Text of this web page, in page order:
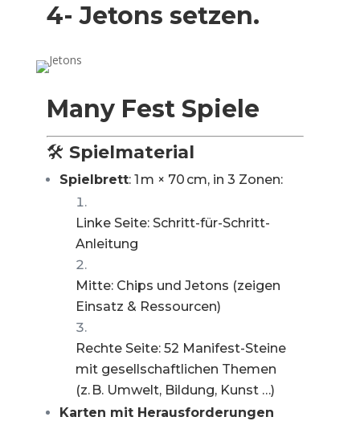
4- Jetons setzen.
Many Fest Spiele
🛠️ Spielmaterial
Spielbrett: 1 m × 70 cm, in 3 Zonen:
Linke Seite: Schritt-für-Schritt-
Anleitung
Mitte: Chips und Jetons (zeigen
Einsatz & Ressourcen)
Rechte Seite: 52 Manifest-Steine
mit gesellschaftlichen Themen
(z. B. Umwelt, Bildung, Kunst …)
Karten mit Herausforderungen